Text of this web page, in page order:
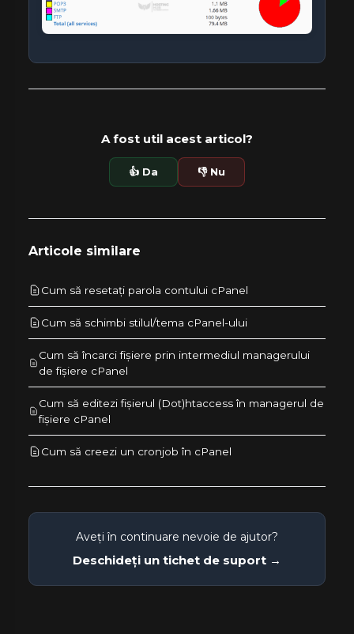
A fost util acest articol?
👍 Da 👎 Nu
Articole similare
Cum să resetați parola contului cPanel
Cum să schimbi stilul/tema cPanel-ului
Cum să încarci fișiere prin intermediul managerului
de fișiere cPanel
Cum să editezi fișierul (Dot)htaccess în managerul de
fișiere cPanel
Cum să creezi un cronjob în cPanel
Aveți în continuare nevoie de ajutor?
Deschideți un tichet de suport →